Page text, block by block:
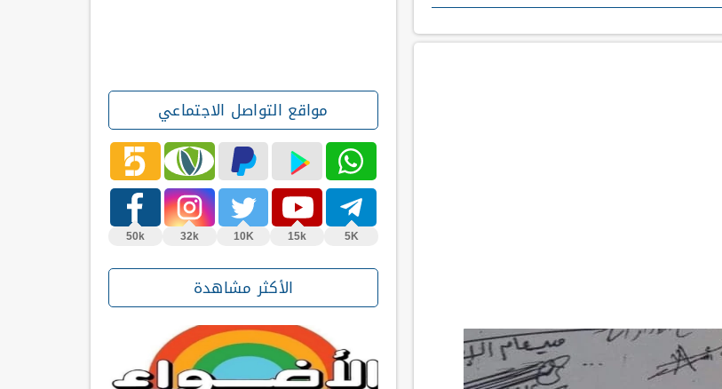
مواقع التواصل الاجتماعي
5K
15k
10K
32k
50k
الأكثر مشاهدة